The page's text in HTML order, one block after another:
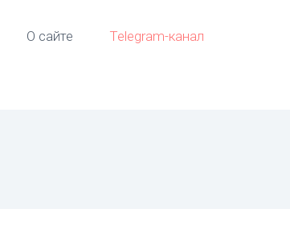
О сайте Telegram-канал